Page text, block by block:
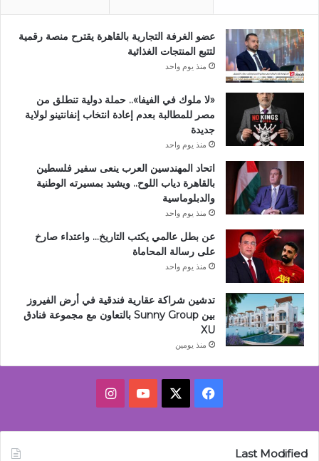
عضو الغرفة التجارية بالقاهرة يقترح منصة رقمية
لتتبع المنتجات الغذائية
منذ يوم واحد
«لا ملوك في الفيفا».. حملة دولية تنطلق من
مصر للمطالبة بعدم إعادة انتخاب إنفانتينو لولاية
جديدة
منذ يوم واحد
اتحاد المهندسين العرب ينعى سفير فلسطين
بالقاهرة دياب اللوح.. ويشيد بمسيرته الوطنية
والدبلوماسية
منذ يوم واحد
عن بطل عالمي يكتب التاريخ… واعتداء صارخ
على رسالة المحاماة
منذ يوم واحد
تدشين شراكة عقارية فندقية في أرض الفيروز
بين Sunny Group بالتعاون مع مجموعة فنادق
XU
منذ يومين
فيسبوك ‫YouTubeانستقرام
Last Modified